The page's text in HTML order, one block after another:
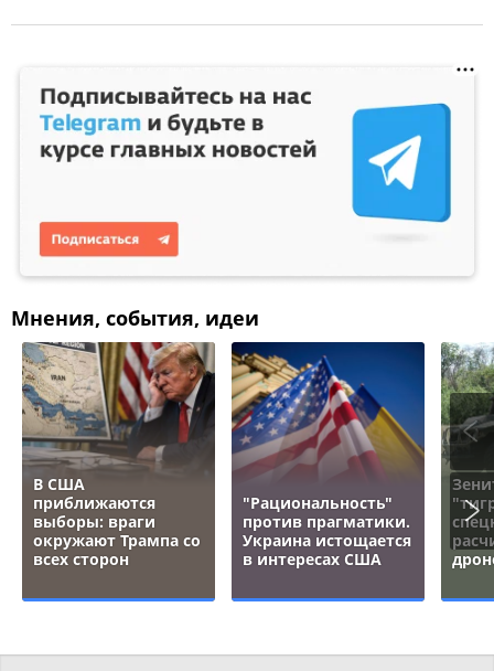
Мнения, события, идеи
В США
приближаются
выборы: враги
окружают Трампа со
всех сторон
"Рациональность"
против прагматики.
Украина истощается
в интересах США